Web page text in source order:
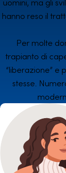
hanno reso il
Per molte
trapianto di
“liberazione” e
stesse.